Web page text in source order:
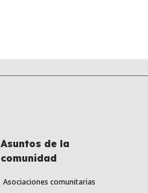
Asuntos de la
comunidad
Asociaciones comunitarias